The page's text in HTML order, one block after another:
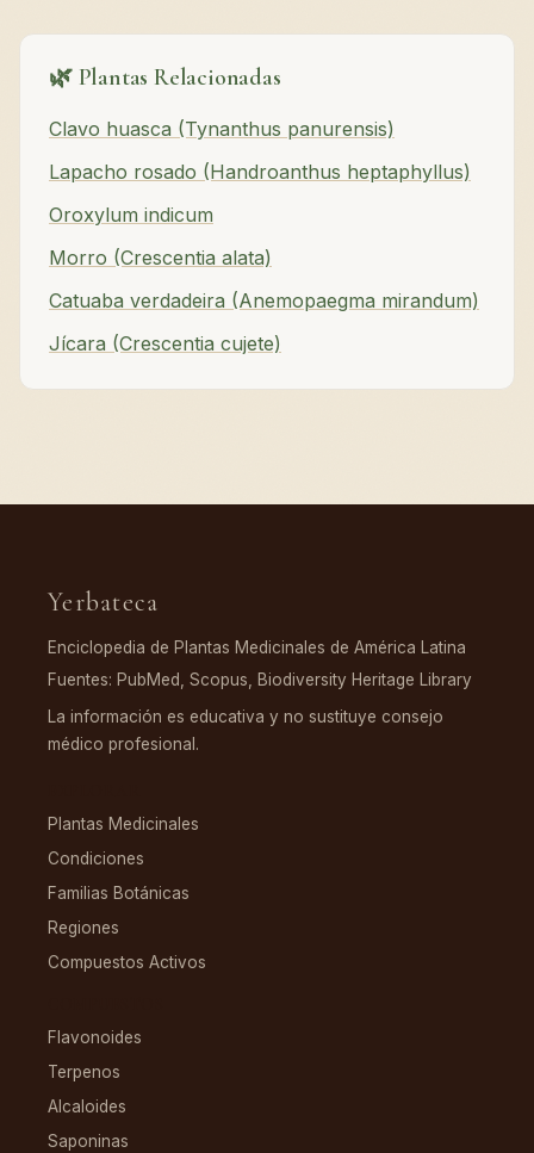
🌿 Plantas Relacionadas
Clavo huasca (Tynanthus panurensis)
Lapacho rosado (Handroanthus heptaphyllus)
Oroxylum indicum
Morro (Crescentia alata)
Catuaba verdadeira (Anemopaegma mirandum)
Jícara (Crescentia cujete)
Yerbateca
Enciclopedia de Plantas Medicinales de América Latina
Fuentes: PubMed, Scopus, Biodiversity Heritage Library
La información es educativa y no sustituye consejo
médico profesional.
Plantas Medicinales
Condiciones
Familias Botánicas
Regiones
Compuestos Activos
Flavonoides
Terpenos
Alcaloides
Saponinas